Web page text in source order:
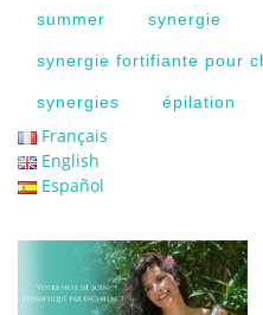
summer synergie
synergie fortifiante pour
synergies épilation
Français
English
Español